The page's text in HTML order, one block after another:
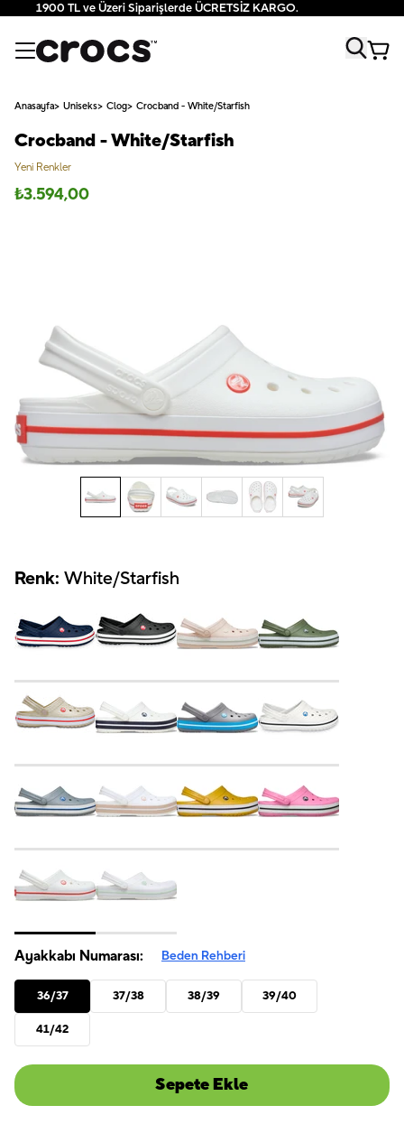
1900 TL ve Üzeri Siparişlerde ÜCRETSİZ KARGO.
Anasayfa Uniseks Clog Crocband - White/Starfish
Crocband - White/Starfish
Yeni Renkler
₺3.594,00
Renk: White/Starfish
Ayakkabı Numarası: Beden Rehberi
36/37 37/38 38/39 39/40
41/42
Sepete Ekle